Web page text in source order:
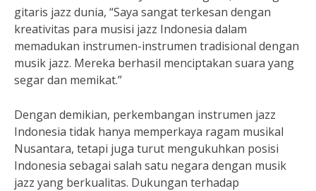
gitaris jazz dunia, “Saya sangat terkesan dengan
kreativitas para musisi jazz Indonesia dalam
memadukan instrumen-instrumen tradisional dengan
musik jazz. Mereka berhasil menciptakan suara yang
segar dan memikat.”
Dengan demikian, perkembangan instrumen jazz
Indonesia tidak hanya memperkaya ragam musikal
Nusantara, tetapi juga turut mengukuhkan posisi
Indonesia sebagai salah satu negara dengan musik
jazz yang berkualitas. Dukungan terhadap